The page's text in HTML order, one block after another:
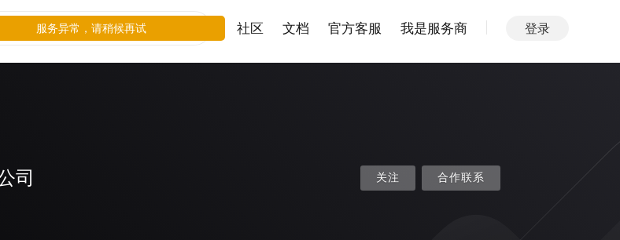
社区 文档 官方客服 我是服务商 登录
司 关注 合作联系
服务异常，请稍候再试